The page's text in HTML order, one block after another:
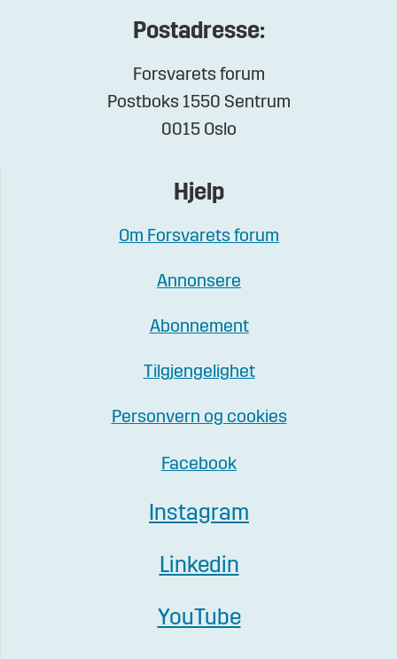
Postadresse:
Forsvarets forum
Postboks 1550 Sentrum
0015 Oslo
Hjelp
Om Forsvarets forum
Annonsere
Abonnement
Tilgjengelighet
Personvern og cookies
Facebook
Instagram
Linkedin
YouTube